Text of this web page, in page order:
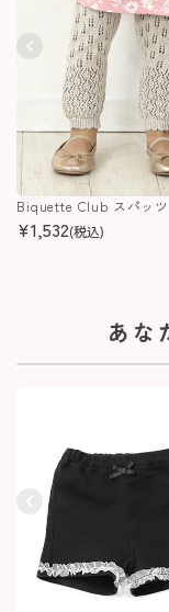
Biquette Club スパッツ
¥1,532(税込)
あな